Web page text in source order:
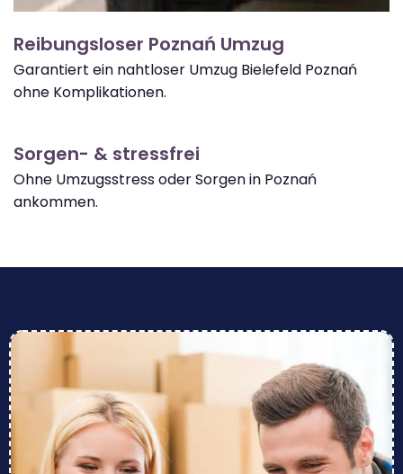
Reibungsloser Poznań Umzug
Garantiert ein nahtloser Umzug Bielefeld Poznań
ohne Komplikationen.
Sorgen- & stressfrei
Ohne Umzugsstress oder Sorgen in Poznań
ankommen.